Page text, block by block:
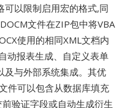
可以限制启用宏的格式,同
文件在ZIP包中将VBA
使用的相同XML文档内
动报表生成、自定义表单
及与外部系统集成。其优
件可以包含从数据库填充
验证字段或自动生成衍生